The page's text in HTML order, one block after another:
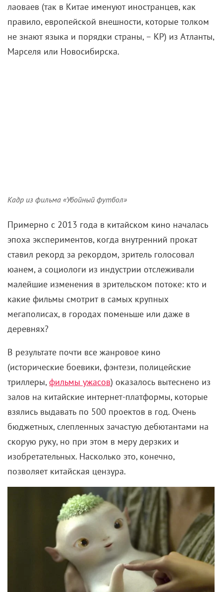
лаоваев (так в Китае именуют иностранцев, как
правило, европейской внешности, которые толком
не знают языка и порядки страны, – КР) из Атланты,
Марселя или Новосибирска.
Кадр из фильма «Убойный футбол»
Примерно с 2013 года в китайском кино началась
эпоха экспериментов, когда внутренний прокат
ставил рекорд за рекордом, зритель голосовал
юанем, а социологи из индустрии отслеживали
малейшие изменения в зрительском потоке: кто и
какие фильмы смотрит в самых крупных
мегаполисах, в городах поменьше или даже в
деревнях?
В результате почти все жанровое кино
(исторические боевики, фэнтези, полицейские
триллеры,фильмы ужасов) оказалось вытеснено из
залов на китайские интернет-платформы, которые
взялись выдавать по 500 проектов в год. Очень
бюджетных, слепленных зачастую дебютантами на
скорую руку, но при этом в меру дерзких и
изобретательных. Насколько это, конечно,
позволяет китайская цензура.